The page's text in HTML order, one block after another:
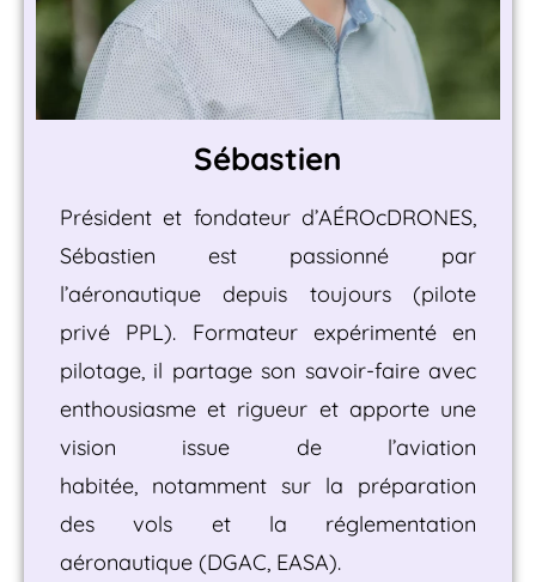
Sébastien
Président et fondateur d’AÉROcDRONES,
Sébastien est passionné par
l’aéronautique depuis toujours (pilote
privé PPL). Formateur expérimenté en
pilotage, il partage son savoir-faire avec
enthousiasme et rigueur et apporte une
vision issue de l’aviation
habitée, notamment sur la préparation
des vols et la réglementation
aéronautique (DGAC, EASA).